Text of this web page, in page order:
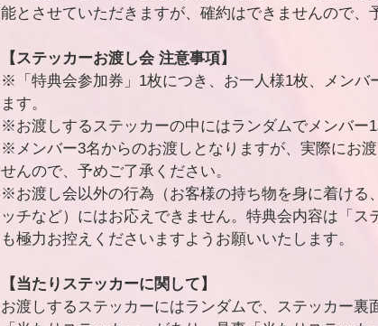
能とさせていただきますが、確約はできませんので、
【ステッカーお渡し会 注意事項】
※「特典会参加券」1枚につき、お一人様1枚、メンバ
ます。
※お渡しするステッカーの中にはランダムでメンバー
※メンバー3名からのお渡しとなりますが、実際にお
せんので、予めご了承ください。
※お渡し会以外の行為（お客様の持ち物を身に着ける
ッチなど）にはお応えできません。特典会内容は「
も極力お控えくださいますようお願いいたします。
【当たりステッカーに関して】
お渡しするステッカーにはランダムで、ステッカー